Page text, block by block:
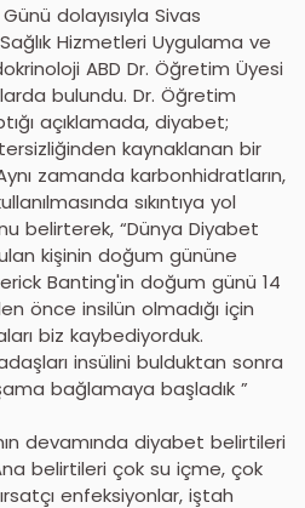
dolayısıyla Sivas
Hizmetleri Uygulama ve
ABD Dr. Öğretim Üyesi
bulundu. Dr. Öğretim
açıklamada, diyabet;
kaynaklanan bir
zamanda karbonhidratların,
sıkıntıya yol
belirterek, “Dünya Diyabet
kişinin doğum gününe
Banting'in doğum günü 14
önce insilün olmadığı için
biz kaybediyorduk.
insülini bulduktan sonra
bağlamaya başladık ”
devamında diyabet belirtileri
belirtileri çok su içme, çok
enfeksiyonlar, iştah